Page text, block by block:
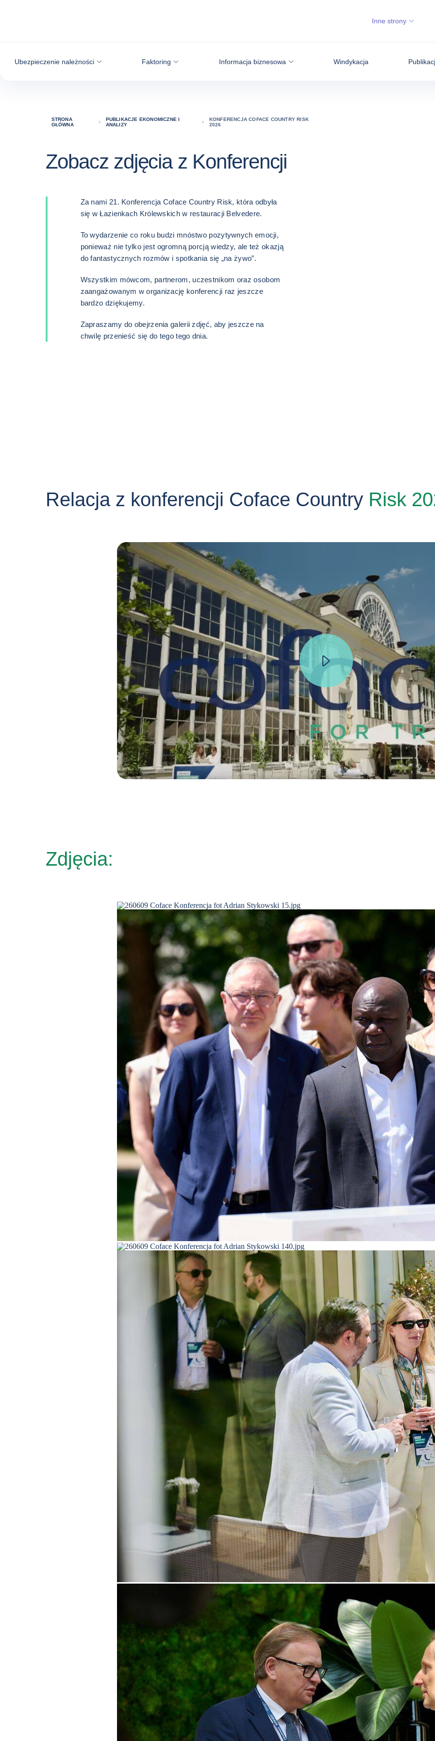
Ubezpieczenie należności Faktoring Informacja biznesowa Windykacja
Inne strony
STRONA
GŁÓWNA
PUBLIKACJE EKONOMICZNE I
ANALIZY
KONFERENCJA COFACE COUNTRY RISK
2026
Zobacz zdjęcia z Konferencji
Za nami 21. Konferencja Coface Country Risk, która odbyła
się w Łazienkach Królewskich w restauracji Belvedere.
To wydarzenie co roku budzi mnóstwo pozytywnych emocji,
ponieważ nie tylko jest ogromną porcją wiedzy, ale też okazją
do fantastycznych rozmów i spotkania się „na żywo”.
Wszystkim mówcom, partnerom, uczestnikom oraz osobom
zaangażowanym w organizację konferencji raz jeszcze
bardzo dziękujemy.
Zapraszamy do obejrzenia galerii zdjęć, aby jeszcze na
chwilę przenieść się do tego tego dnia.
Relacja z konferencji Coface Country Risk
Zdjęcia: